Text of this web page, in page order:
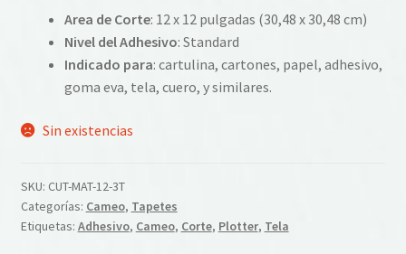
Area de Corte: 12 x 12 pulgadas (30,48 x 30,48 cm)
Nivel del Adhesivo: Standard
Indicado para: cartulina, cartones, papel, adhesivo,
goma eva, tela, cuero, y similares.
Sin existencias
SKU: CUT-MAT-12-3T
Categorías: Cameo, Tapetes
Etiquetas: Adhesivo, Cameo, Corte, Plotter, Tela